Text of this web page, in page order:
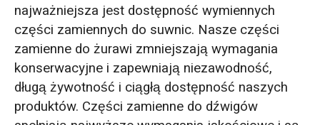
najważniejsza jest dostępność wymiennych
części zamiennych do suwnic. Nasze części
zamienne do żurawi zmniejszają wymagania
konserwacyjne i zapewniają niezawodność,
długą żywotność i ciągłą dostępność naszych
produktów. Części zamienne do dźwigów
O‘zbekcha